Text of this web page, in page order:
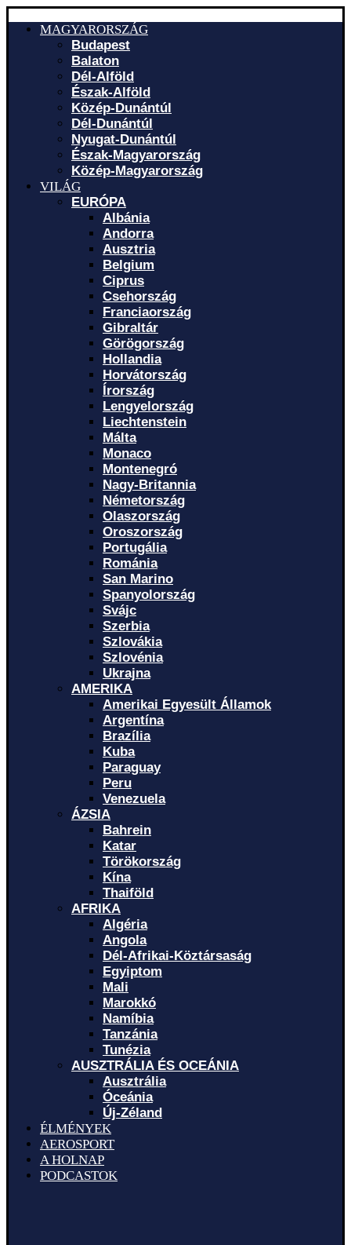
MAGYARORSZÁG
Budapest
Balaton
Dél-Alföld
Észak-Alföld
Közép-Dunántúl
Dél-Dunántúl
Nyugat-Dunántúl
Észak-Magyarország
Közép-Magyarország
VILÁG
EURÓPA
Albánia
Andorra
Ausztria
Belgium
Ciprus
Csehország
Franciaország
Gibraltár
Görögország
Hollandia
Horvátország
Írország
Lengyelország
Liechtenstein
Málta
Monaco
Montenegró
Nagy-Britannia
Németország
Olaszország
Oroszország
Portugália
Románia
San Marino
Spanyolország
Svájc
Szerbia
Szlovákia
Szlovénia
Ukrajna
AMERIKA
Amerikai Egyesült Államok
Argentína
Brazília
Kuba
Paraguay
Peru
Venezuela
ÁZSIA
Bahrein
Katar
Törökország
Kína
Thaiföld
AFRIKA
Algéria
Angola
Dél-Afrikai-Köztársaság
Egyiptom
Mali
Marokkó
Namíbia
Tanzánia
Tunézia
AUSZTRÁLIA ÉS OCEÁNIA
Ausztrália
Óceánia
Új-Zéland
ÉLMÉNYEK
AEROSPORT
A HOLNAP
PODCASTOK